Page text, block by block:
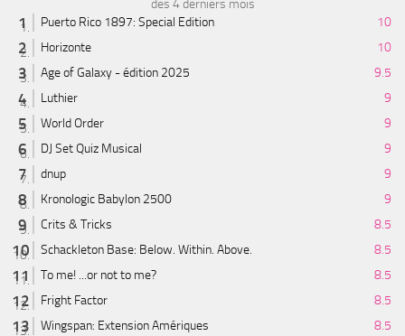
des 4 derniers mois
Puerto Rico 1897: Special Edition
10
Horizonte
10
Age of Galaxy - édition 2025
9.5
Luthier
9
World Order
9
DJ Set Quiz Musical
9
dnup
9
Kronologic Babylon 2500
9
Crits & Tricks
8.5
Schackleton Base: Below. Within. Above.
8.5
To me! ...or not to me?
8.5
Fright Factor
8.5
Wingspan: Extension Amériques
8.5